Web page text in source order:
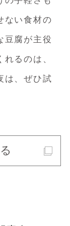
ない食材の
豆腐が主役
るのは、
は、ぜひ試